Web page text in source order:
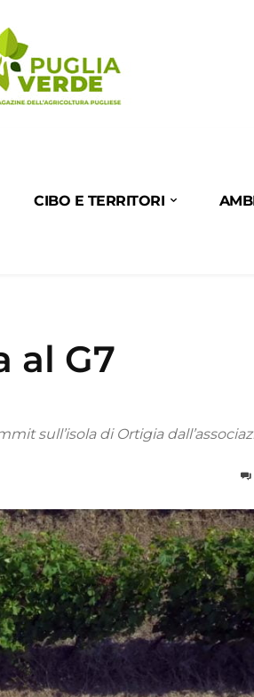
CIBO E TERRITORI
al G7
sull’isola di Ortigia